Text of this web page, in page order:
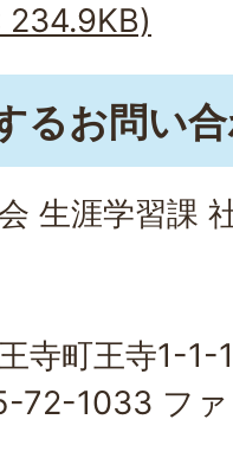
234.9KB)
るお問い
生涯学習課
寺町王寺1-1-
72-1033 フ